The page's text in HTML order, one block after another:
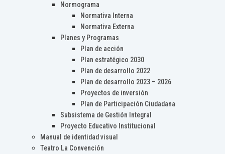
Normograma
Normativa Interna
Normativa Externa
Planes y Programas
Plan de acción
Plan estratégico 2030
Plan de desarrollo 2022
Plan de desarrollo 2023 – 2026
Proyectos de inversión
Plan de Participación Ciudadana
Subsistema de Gestión Integral
Proyecto Educativo Institucional
Manual de identidad visual
Teatro La Convención